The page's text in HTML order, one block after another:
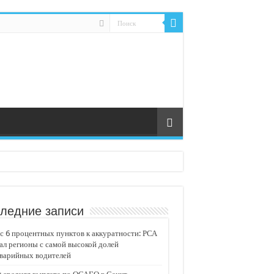
«Движение»
записи
6 процентных пунктов к аккуратности: РСА
регионы с самой высокой долей
водителей